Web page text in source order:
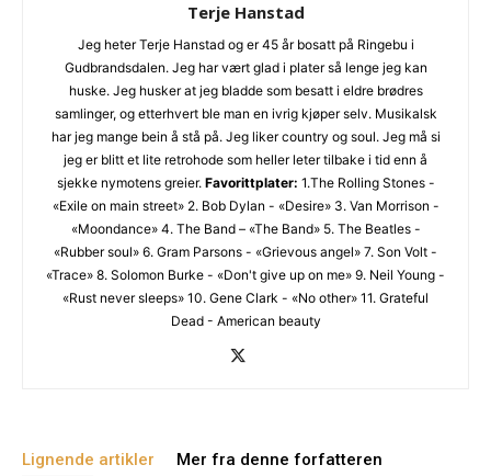
Terje Hanstad
Jeg heter Terje Hanstad og er 45 år bosatt på Ringebu i
Gudbrandsdalen. Jeg har vært glad i plater så lenge jeg kan
huske. Jeg husker at jeg bladde som besatt i eldre brødres
samlinger, og etterhvert ble man en ivrig kjøper selv. Musikalsk
har jeg mange bein å stå på. Jeg liker country og soul. Jeg må si
jeg er blitt et lite retrohode som heller leter tilbake i tid enn å
sjekke nymotens greier. Favorittplater: 1.The Rolling Stones -
«Exile on main street» 2. Bob Dylan - «Desire» 3. Van Morrison -
«Moondance» 4. The Band – «The Band» 5. The Beatles -
«Rubber soul» 6. Gram Parsons - «Grievous angel» 7. Son Volt -
«Trace» 8. Solomon Burke - «Don't give up on me» 9. Neil Young -
«Rust never sleeps» 10. Gene Clark - «No other» 11. Grateful
Dead - American beauty
Lignende artikler Mer fra denne forfatteren